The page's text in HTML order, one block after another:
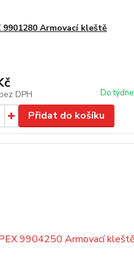
9901280 Armovací kleště
bez DPH Do týdne
Přidat do košíku